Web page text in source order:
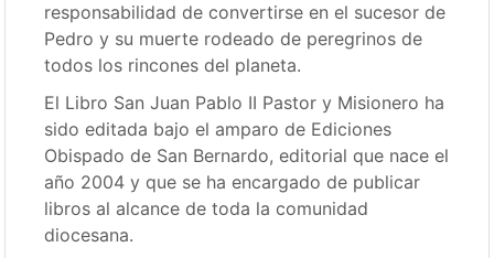
responsabilidad de convertirse en el sucesor de
Pedro y su muerte rodeado de peregrinos de
todos los rincones del planeta.
El Libro San Juan Pablo II Pastor y Misionero ha
sido editada bajo el amparo de Ediciones
Obispado de San Bernardo, editorial que nace el
año 2004 y que se ha encargado de publicar
libros al alcance de toda la comunidad
diocesana.